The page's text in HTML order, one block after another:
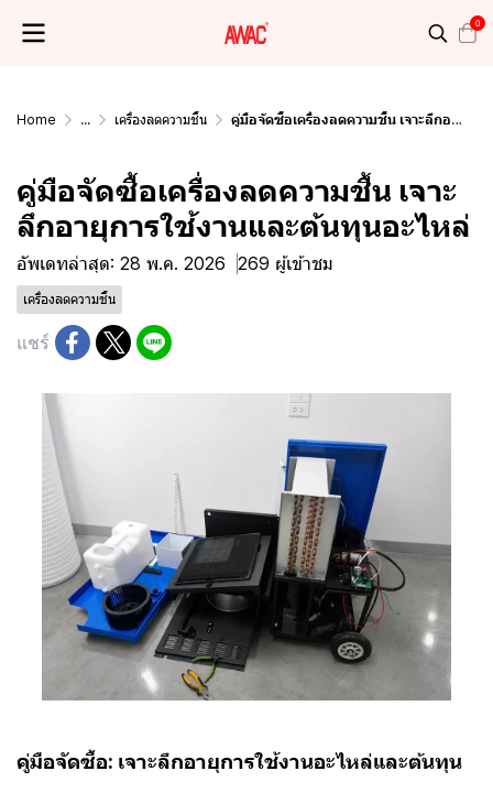
0
Home ... เครื่องลดความชื้น คู่มือจัดซื้อเครื่องลดความชื้น เจาะลึกอายุการใช้งานและต้นทุนอะไหล่
คู่มือจัดซื้อเครื่องลดความชื้น เจาะ
ลึกอายุการใช้งานและต้นทุนอะไหล่
อัพเดทล่าสุด: 28 พ.ค. 2026 269 ผู้เข้าชม
เครื่องลดความชื้น
แชร์
คู่มือจัดซื้อ: เจาะลึกอายุการใช้งานอะไหล่และต้นทุน